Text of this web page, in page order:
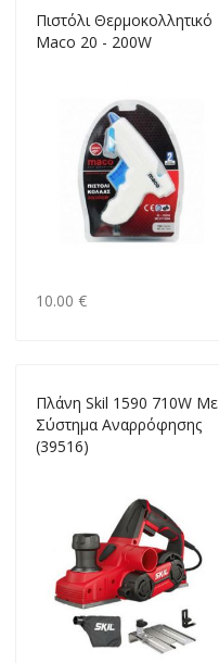
Πιστόλι Θερμοκολλητικό
Maco 20 - 200W
10.00 €
Πλάνη Skil 1590 710W Με
Σύστημα Αναρρόφησης
(39516)